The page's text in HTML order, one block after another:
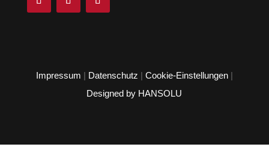
Impressum | Datenschutz | Cookie-Einstellungen|
Designed by HANSOLU